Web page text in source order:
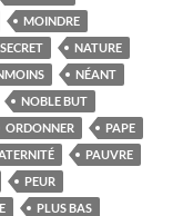
MOINDRE
NATURE
NÉANT
NOBLE BUT
ORDONNER
PAPE
PAUVRE
PEUR
PLUS BAS